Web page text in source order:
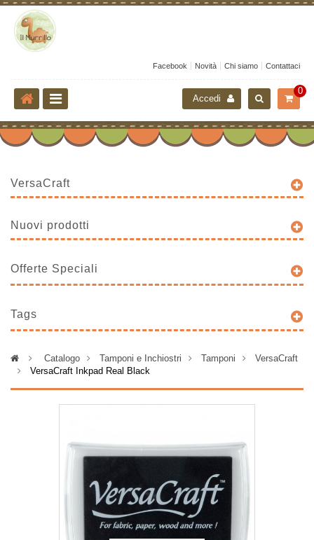
Facebook Novità Chi siamo Contattaci
0
Accedi
VersaCraft
Nuovi prodotti
Offerte Speciali
Tags
> Catalogo > Tamponi e Inchiostri > Tamponi >
VersaCraft
>
VersaCraft Inkpad Real Black